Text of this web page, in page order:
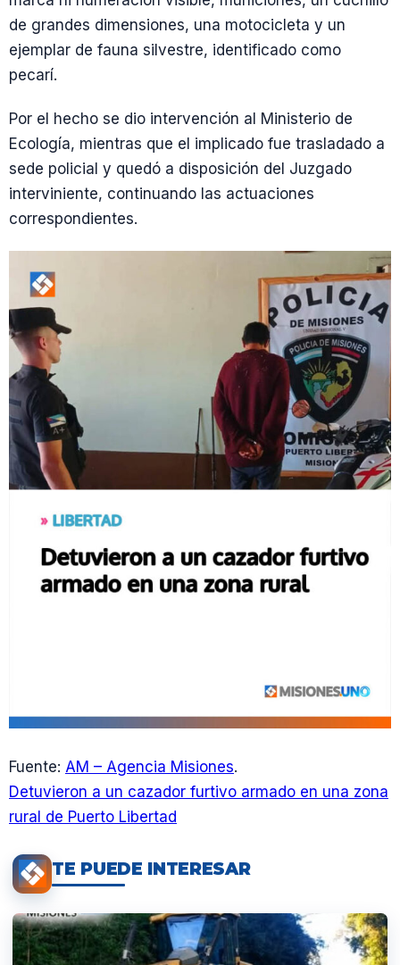
de grandes dimensiones, una motocicleta y un
ejemplar de fauna silvestre, identificado como
pecarí.
Por el hecho se dio intervención al Ministerio de
Ecología, mientras que el implicado fue trasladado a
sede policial y quedó a disposición del Juzgado
interviniente, continuando las actuaciones
correspondientes.
Fuente: AM – Agencia Misiones.
Detuvieron a un cazador furtivo armado en una zona
rural de Puerto Libertad
TE PUEDE INTERESAR